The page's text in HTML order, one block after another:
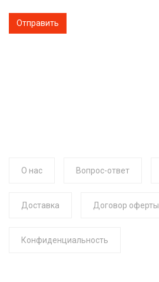
О нас Вопрос-ответ
Доставка Договор оферты
Конфиденциальность